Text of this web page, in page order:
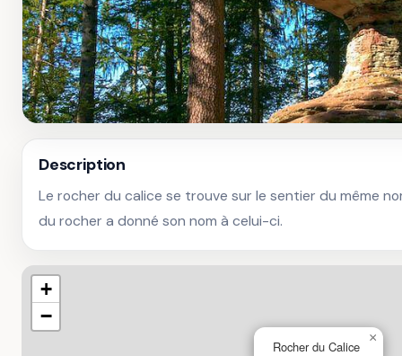
Description
Le rocher du calice se trouve sur le sentier du même
du rocher a donné son nom à celui-ci.
Rocher du Calice
×
+
−